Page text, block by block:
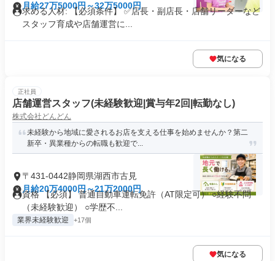
月給27万5000円～32万5000円
求める人材: 【必須条件】 ✅店長・副店長・店舗リーダーなど
スタッフ育成や店舗運営に...
気になる
正社員
店舗運営スタッフ(未経験歓迎|賞与年2回|転勤なし)
株式会社どんどん
未経験から地域に愛されるお店を支える仕事を始めませんか？第二
新卒・異業種からの転職も歓迎で...
〒431-0442静岡県湖西市古見
月給20万4000円～21万2000円
資格 【必須】 普通自動車運転免許（AT限定可） ○経験不問
（未経験歓迎） ○学歴不...
業界未経験歓迎 +17個
気になる